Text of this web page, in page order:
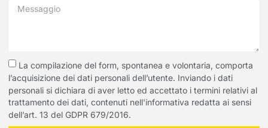
La compilazione del form, spontanea e volontaria, comporta
l’acquisizione dei dati personali dell’utente. Inviando i dati
personali si dichiara di aver letto ed accettato i termini relativi al
trattamento dei dati, contenuti nell'informativa redatta ai sensi
dell’art. 13 del GDPR 679/2016.